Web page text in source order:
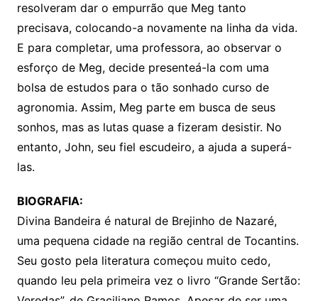
resolveram dar o empurrão que Meg tanto
precisava, colocando-a novamente na linha da vida.
E para completar, uma professora, ao observar o
esforço de Meg, decide presenteá-la com uma
bolsa de estudos para o tão sonhado curso de
agronomia. Assim, Meg parte em busca de seus
sonhos, mas as lutas quase a fizeram desistir. No
entanto, John, seu fiel escudeiro, a ajuda a superá-
las.
BIOGRAFIA:
Divina Bandeira é natural de Brejinho de Nazaré,
uma pequena cidade na região central de Tocantins.
Seu gosto pela literatura começou muito cedo,
quando leu pela primeira vez o livro “Grande Sertão: